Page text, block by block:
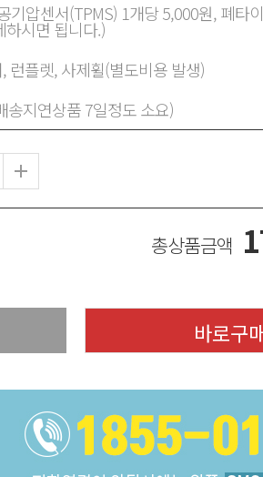
기압센서(TPMS) 1개당 5,000원, 폐타
하시면 됩니다.)
런플렛, 사제휠(별도비용 발생)
송지연상품 7일정도 소요)
총상품금액